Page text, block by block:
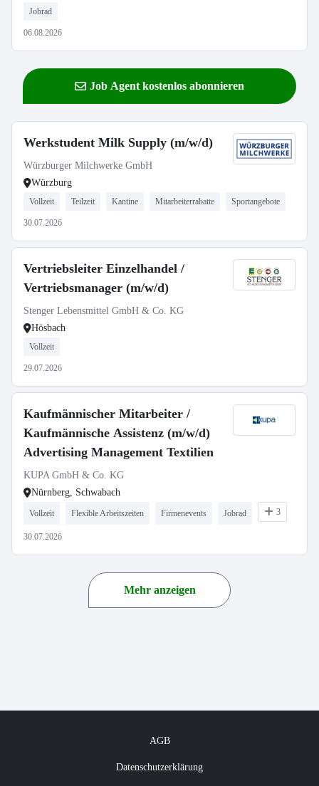
Jobrad
06.08.2026
Job Agent kostenlos abonnieren
Werkstudent Milk Supply (m/w/d)
Würzburger Milchwerke GmbH
Würzburg
Vollzeit Teilzeit Kantine Mitarbeiterrabatte Sportangebote
30.07.2026
Vertriebsleiter Einzelhandel /
Vertriebsmanager (m/w/d)
Stenger Lebensmittel GmbH & Co. KG
Hösbach
Vollzeit
29.07.2026
Kaufmännischer Mitarbeiter /
Kaufmännische Assistenz (m/w/d)
Advertising Management Textilien
KUPA GmbH & Co. KG
Nürnberg, Schwabach
Vollzeit Flexible Arbeitszeiten Firmenevents Jobrad 3
30.07.2026
Mehr anzeigen
AGB
Datenschutzerklärung